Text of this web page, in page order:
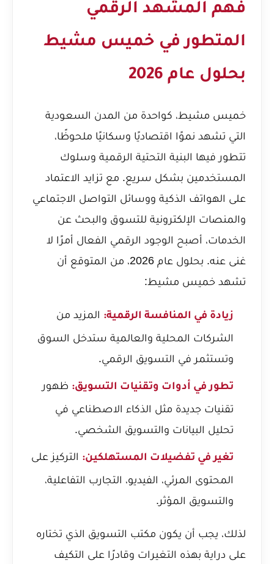
فهم المشهد الرقمي
المتطور في خميس مشيط
بحلول عام 2026
خميس مشيط، كواحدة من المدن السعودية
التي تشهد نموًا اقتصاديًا وسكانيًا ملحوظًا،
تتطور فيها البنية التحتية الرقمية وسلوك
المستخدمين بشكل سريع. مع تزايد الاعتماد
على الهواتف الذكية ووسائل التواصل الاجتماعي
والمنصات الإلكترونية للتسوق والبحث عن
الخدمات، أصبح الوجود الرقمي الفعال أمرًا لا
غنى عنه. بحلول عام 2026، من المتوقع أن
تشهد خميس مشيط:
زيادة في المنافسة الرقمية: المزيد من
الشركات المحلية والعالمية ستدخل السوق
وتستثمر في التسويق الرقمي.
تطور في أدوات وتقنيات التسويق: ظهور
تقنيات جديدة مثل الذكاء الاصطناعي في
تحليل البيانات والتسويق الشخصي.
تغير في تفضيلات المستهلكين: التركيز على
المحتوى المرئي، الفيديو، التجارب التفاعلية،
والتسويق المؤثر.
لذلك، يجب أن يكون مكتب التسويق الذي تختاره
على دراية بهذه التغيرات وقادرًا على التكيف